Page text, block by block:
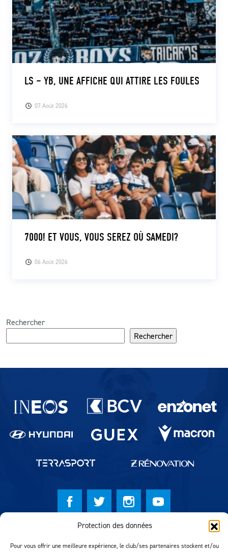
Protection des données
Pour vous offrir une meilleure expérience, le club/ses partenaires stockent et/ou
07 Août 2026
LS – YB, UNE AFFICHE QUI ATTIRE LES FOULES
06 Août 2026
7000! ET VOUS, VOUS SEREZ OÙ SAMEDI?
Rechercher
Rechercher
Partenaires du lausanne-Sport
© Lausanne Sport Football Club 2026
Réalisation MTM Agency